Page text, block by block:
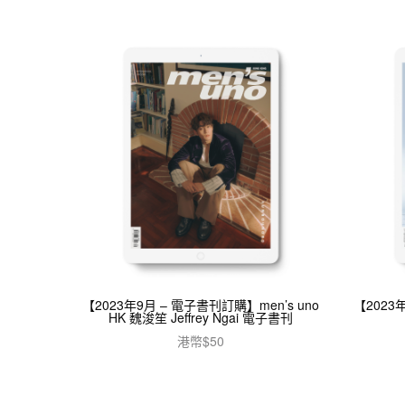
【2023年9月 – 電子書刊訂購】men’s uno
HK 魏浚笙 Jeffrey Ngai 電子書刊
港幣$50
【2023